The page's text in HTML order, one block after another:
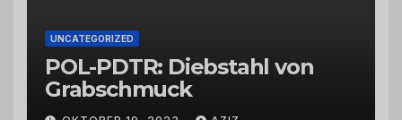
UNCATEGORIZED
POL-PDTR: Diebstahl von
Grabschmuck